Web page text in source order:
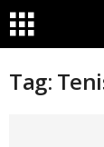
Tag: